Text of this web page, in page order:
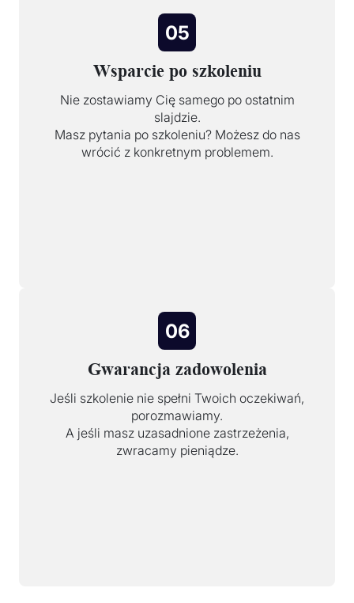
05
Wsparcie po szkoleniu
Nie zostawiamy Cię samego po ostatnim
slajdzie.
Masz pytania po szkoleniu? Możesz do nas
wrócić z konkretnym problemem.
06
Gwarancja zadowolenia
Jeśli szkolenie nie spełni Twoich oczekiwań,
porozmawiamy.
A jeśli masz uzasadnione zastrzeżenia,
zwracamy pieniądze.